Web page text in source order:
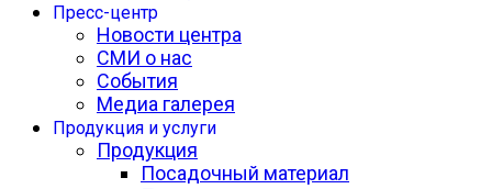
Пресс-центр
Новости центра
СМИ о нас
События
Медиа галерея
Продукция и услуги
Продукция
Посадочный материал